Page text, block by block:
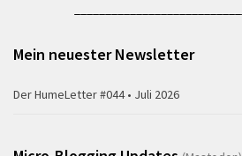
Mein neuester Newsletter
Der HumeLetter #044 • Juli 2026